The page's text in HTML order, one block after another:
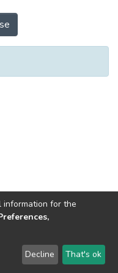
by Author
National University
LYRASIS
Send Feedback
information for the
Decline That's ok